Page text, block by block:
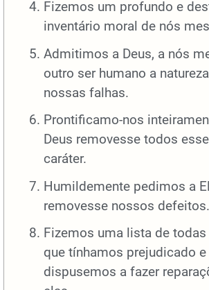
Fizemos um profundo e
inventário moral de nós
Admitimos a Deus, a nós
outro ser humano a
nossas falhas.
Prontificamo-nos
Deus removesse todos
caráter.
Humildemente pedimos a
removesse nossos defeitos.
Fizemos uma lista de
que tínhamos prejudicado e
dispusemos a fazer